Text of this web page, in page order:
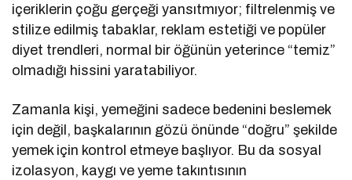
içeriklerin çoğu gerçeği yansıtmıyor; filtrelenmiş ve
stilize edilmiş tabaklar, reklam estetiği ve popüler
diyet trendleri, normal bir öğünün yeterince “temiz”
olmadığı hissini yaratabiliyor.
Zamanla kişi, yemeğini sadece bedenini beslemek
için değil, başkalarının gözü önünde “doğru” şekilde
yemek için kontrol etmeye başlıyor. Bu da sosyal
izolasyon, kaygı ve yeme takıntısının